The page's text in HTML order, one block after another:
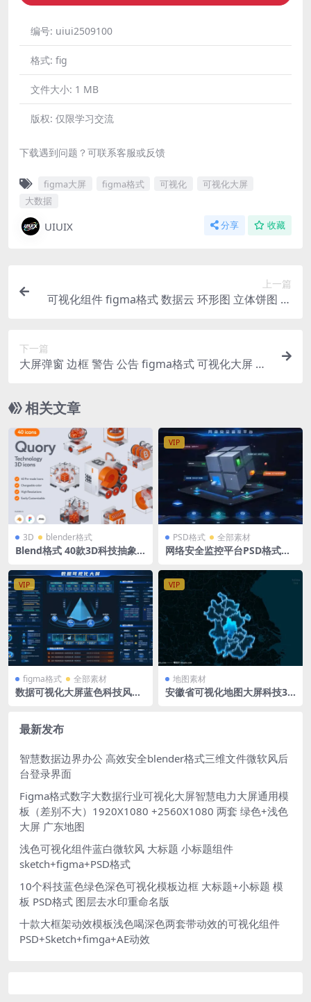
编号: uiui2509100
格式: fig
文件大小: 1 MB
版权: 仅限学习交流
下载遇到问题？可联系客服或反馈
figma大屏 figma格式 可视化
可视化大屏
大数据
UIUIX 分享 收藏
上一篇
可视化组件 figma格式 数据云 环形图 立体饼图 数
下一篇
大屏弹窗 边框 警告 公告 figma格式 可视化大屏 大
相关文章
3D blender格式
Blend格式 40款3D科技抽象
素材
VIP
PSD格式 全部素材
网络安全监控平台PSD格式可
1620 px
VIP
figma格式 全部素材
数据可视化大屏蓝色科技风fig
VIP
地图素材
安徽省可视化地图大屏科技3D
最新发布
智慧数据边界办公 高效安全blender格式三维文件微软风后
台登录界面
Figma格式数字大数据行业可视化大屏智慧电力大屏通用模
板（差别不大）1920X1080 +2560X1080 两套 绿色+浅色
大屏 广东地图
浅色可视化组件蓝白微软风 大标题 小标题组件
sketch+figma+PSD格式
10个科技蓝色绿色深色可视化模板边框 大标题+小标题 模
板 PSD格式 图层去水印重命名版
十款大框架动效模板浅色喝深色两套带动效的可视化组件
PSD+Sketch+fimga+AE动效